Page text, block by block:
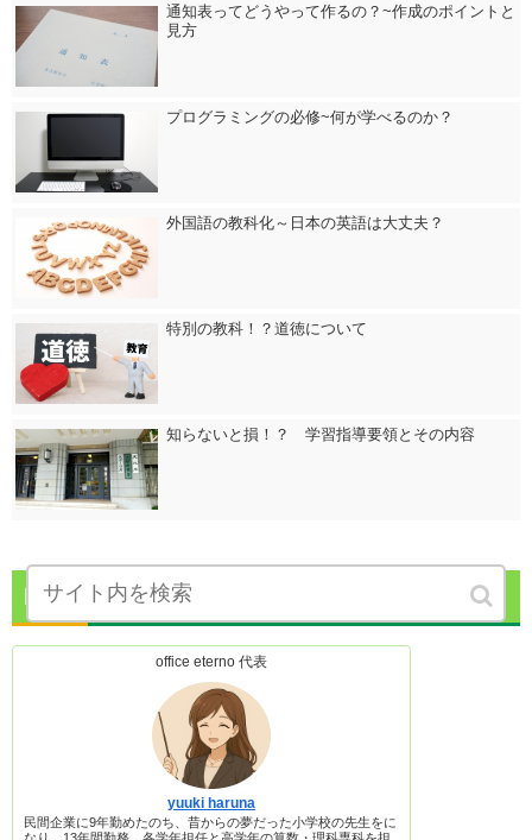
通知表ってどうやって作るの？~作成のポイントと
見方
プログラミングの必修~何が学べるのか？
外国語の教科化～日本の英語は大丈夫？
特別の教科！？道徳について
知らないと損！？ 学習指導要領とその内容
Profile
office eterno 代表
yuuki haruna
民間企業に9年勤めたのち、昔からの夢だった小学校の先生をに